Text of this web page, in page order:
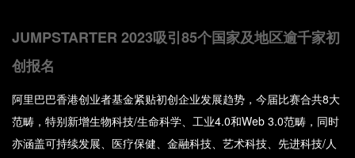
JUMPSTARTER 2023吸引85个国家及地区逾千家初
创报名
阿里巴巴香港创业者基金紧贴初创企业发展趋势，今届比赛合共8大
范畴，特别新增生物科技/生命科学、工业4.0和Web 3.0范畴，同时
亦涵盖可持续发展、医疗保健、金融科技、艺术科技、先进科技/人